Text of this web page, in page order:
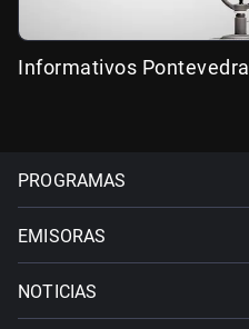
Informativos Pontevedra
PROGRAMAS
EMISORAS
NOTICIAS